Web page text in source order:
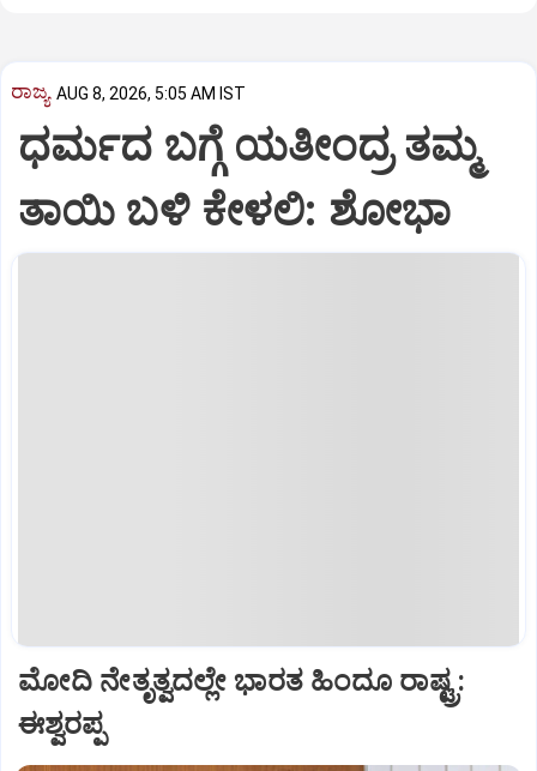
ರಾಜ್ಯ AUG 8, 2026, 5:05 AM IST
ಧರ್ಮದ ಬಗ್ಗೆ ಯತೀಂದ್ರ ತಮ್ಮ
ತಾಯಿ ಬಳಿ ಕೇಳಲಿ: ಶೋಭಾ
ಮೋದಿ ನೇತೃತ್ವದಲ್ಲೇ ಭಾರತ ಹಿಂದೂ ರಾಷ್ಟ್ರ:
ಈಶ್ವರಪ್ಪ